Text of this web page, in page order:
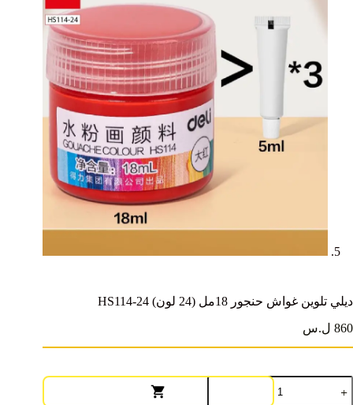
ديلي تلوين غواش حنجور 18مل (24 لون) HS114-24
860 ل.س
كمية
ديلي